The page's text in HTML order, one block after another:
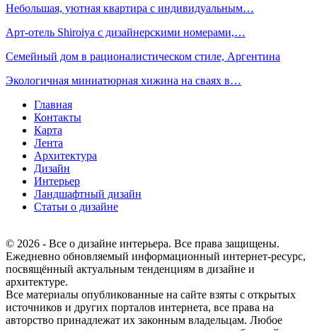
Небольшая, уютная квартира с индивидуальным…
Арт-отель Shiroiya с дизайнерскими номерами,…
Семейный дом в рационалистическом стиле, Аргентина
Экологичная миниатюрная хижина на сваях в…
Главная
Контакты
Карта
Лента
Архитектура
Дизайн
Интерьер
Ландшафтный дизайн
Статьи о дизайне
© 2026 - Все о дизайне интерьера. Все права защищены.
Ежедневно обновляемый информационный интернет-ресурс,
посвящённый актуальным тенденциям в дизайне и
архитектуре.
Все материалы опубликованные на сайте взяты с открытых
источников и других порталов интернета, все права на
авторство принадлежат их законным владельцам. Любое